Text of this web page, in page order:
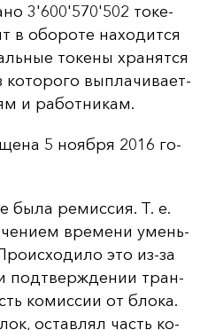
3'600'570'502 то­ке­
в обо­ро­те на­хо­дит­ся
то­ке­ны хра­нят­ся
ко­то­ро­го вып­ла­чи­ва­ет­
и ра­бот­ни­кам.
5 но­яб­ря 2016 го­
бы­ла ре­мис­сия. Т. е.
вре­ме­ни умень­
это из-за
под­твер­жде­нии тран­
ко­мис­сии от бло­ка.
ос­тав­лял часть ко­